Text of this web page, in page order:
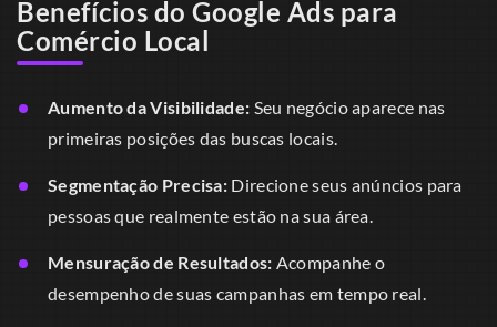
Benefícios do Google Ads para
Comércio Local
Aumento da Visibilidade: Seu negócio aparece nas
primeiras posições das buscas locais.
Segmentação Precisa: Direcione seus anúncios para
pessoas que realmente estão na sua área.
Mensuração de Resultados: Acompanhe o
desempenho de suas campanhas em tempo real.